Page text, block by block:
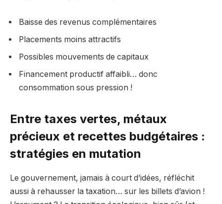
Baisse des revenus complémentaires
Placements moins attractifs
Possibles mouvements de capitaux
Financement productif affaibli… donc
consommation sous pression !
Entre taxes vertes, métaux
précieux et recettes budgétaires :
stratégies en mutation
Le gouvernement, jamais à court d’idées, réfléchit
aussi à rehausser la taxation… sur les billets d’avion !